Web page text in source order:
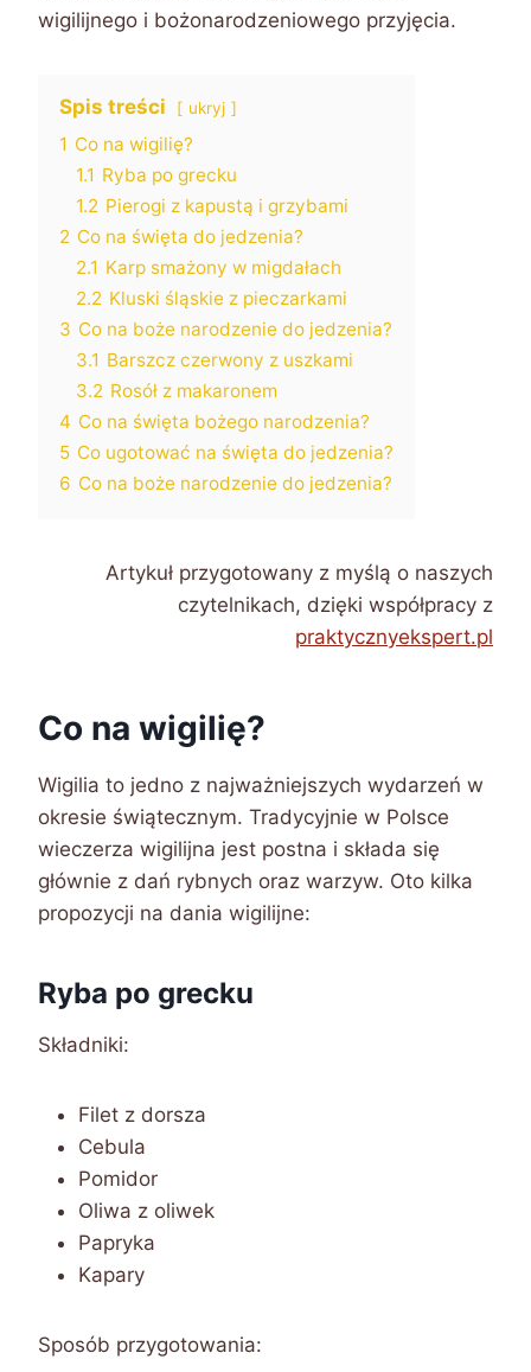
wigilijnego i bożonarodzeniowego przyjęcia.
Spis treści ukryj
1 Co na wigilię?
1.1 Ryba po grecku
1.2 Pierogi z kapustą i grzybami
2 Co na święta do jedzenia?
2.1 Karp smażony w migdałach
2.2 Kluski śląskie z pieczarkami
3 Co na boże narodzenie do jedzenia?
3.1 Barszcz czerwony z uszkami
3.2 Rosół z makaronem
4 Co na święta bożego narodzenia?
5 Co ugotować na święta do jedzenia?
6 Co na boże narodzenie do jedzenia?
Artykuł przygotowany z myślą o naszych
czytelnikach, dzięki współpracy z
praktycznyekspert.pl
Co na wigilię?
Wigilia to jedno z najważniejszych wydarzeń w
okresie świątecznym. Tradycyjnie w Polsce
wieczerza wigilijna jest postna i składa się
głównie z dań rybnych oraz warzyw. Oto kilka
propozycji na dania wigilijne:
Ryba po grecku
Składniki:
Filet z dorsza
Cebula
Pomidor
Oliwa z oliwek
Papryka
Kapary
Sposób przygotowania: